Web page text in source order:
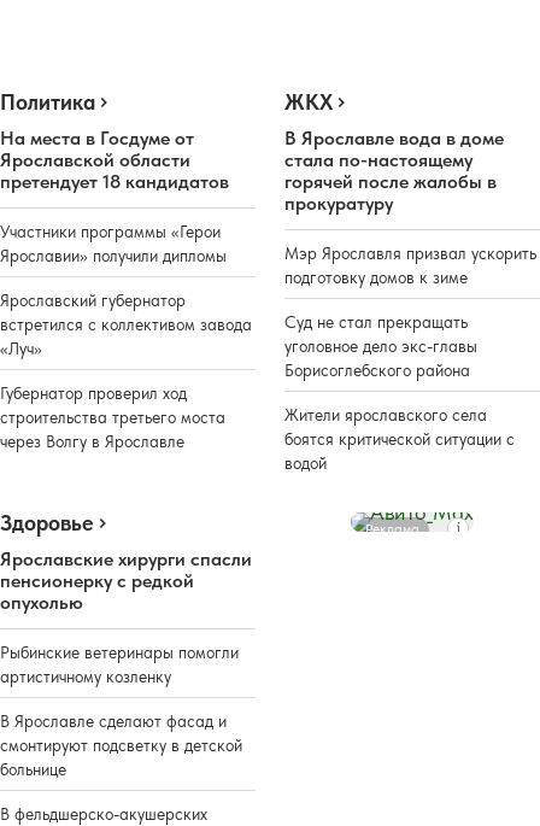
Политика
На места в Госдуме от
Ярославской области
претендует 18 кандидатов
Участники программы «Герои
Ярославии» получили дипломы
Ярославский губернатор
встретился с коллективом завода
«Луч»
Губернатор проверил ход
строительства третьего моста
через Волгу в Ярославле
ЖКХ
В Ярославле вода в доме
стала по-настоящему
горячей после жалобы в
прокуратуру
Мэр Ярославля призвал ускорить
подготовку домов к зиме
Суд не стал прекращать
уголовное дело экс-главы
Борисоглебского района
Жители ярославского села
боятся критической ситуации с
водой
Здоровье
Ярославские хирурги спасли
пенсионерку с редкой
опухолью
Рыбинские ветеринары помогли
артистичному козленку
В Ярославле сделают фасад и
смонтируют подсветку в детской
больнице
В фельдшерско-акушерских
Реклама